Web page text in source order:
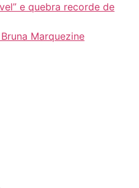
e quebra recorde de
Marquezine